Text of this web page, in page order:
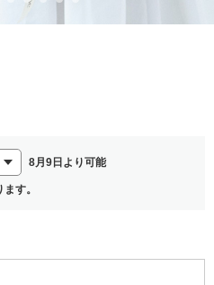
8月9日より可能
す。